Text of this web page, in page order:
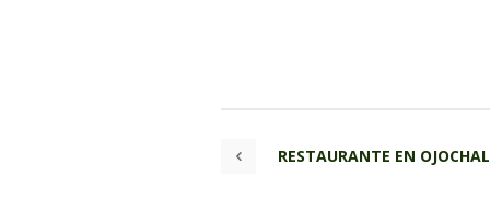
RESTAURANTE EN OJOCHAL